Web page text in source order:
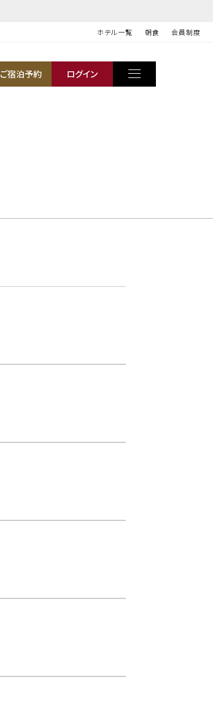
ホテル一覧 朝食 会員制度
ご宿泊予約 ログイン